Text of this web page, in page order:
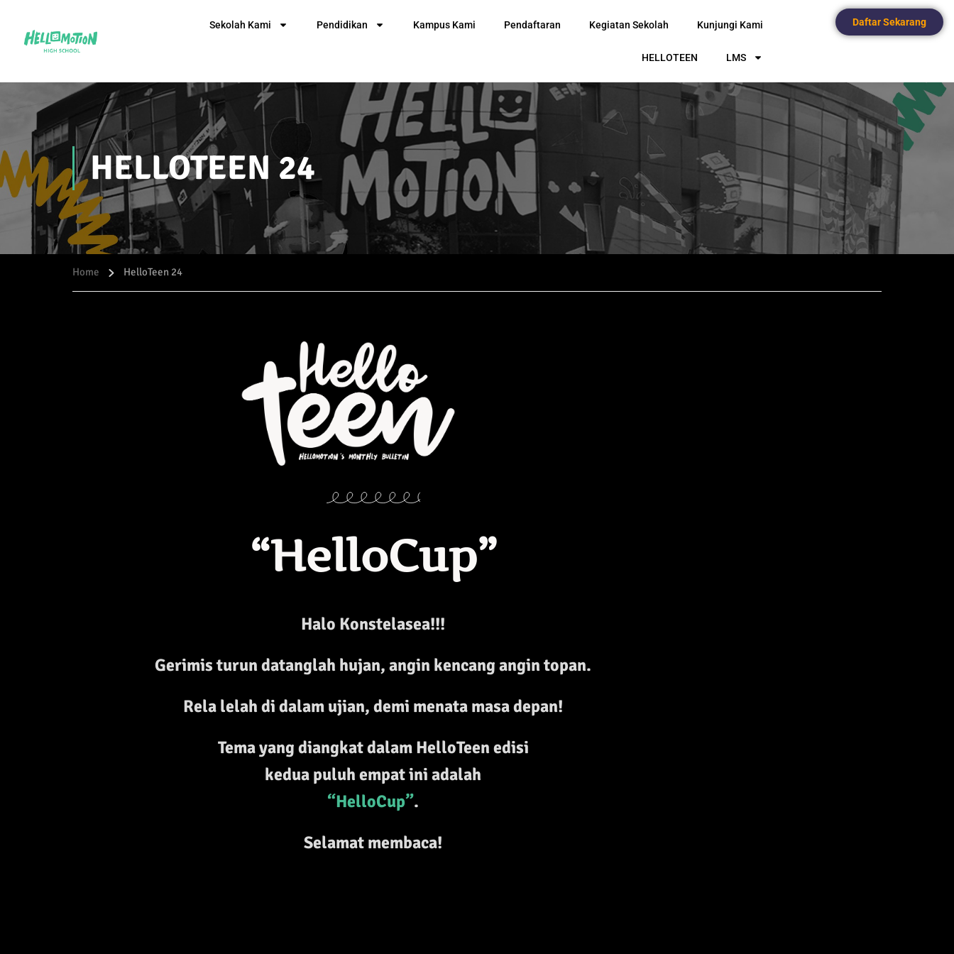
Sekolah Kami Pendidikan Kampus Kami Pendaftaran Kegiatan Sekolah Kunjungi Kami
HELLOTEEN LMS
Daftar Sekarang
HELLOTEEN 24
Home HelloTeen 24
“HelloCup”
Halo Konstelasea!!!
Gerimis turun datanglah hujan, angin kencang angin topan.
Rela lelah di dalam ujian, demi menata masa depan!
Tema yang diangkat dalam HelloTeen edisi
kedua puluh empat ini adalah
“HelloCup”.
Selamat membaca!